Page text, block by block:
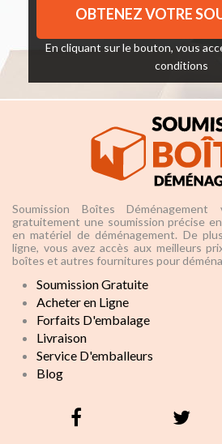
En cliquant sur le bouton, vous
conditions
Soumission Boîtes
gratuitement une soumission précise
en matériel de déménagement. De
ligne, vous avez accès aux meilleurs
boîtes et autres fournitures pour
Soumission Gratuite
Acheter en Ligne
Forfaits D'embalage
Livraison
Service D'emballeurs
Blog